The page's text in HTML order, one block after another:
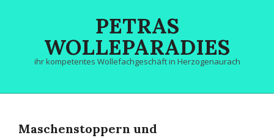
PETRAS
WOLLEPARADIES
ihr kompetentes Wollefachgeschäft in Herzogenaurach
Primary
MenuMaschenstoppern und